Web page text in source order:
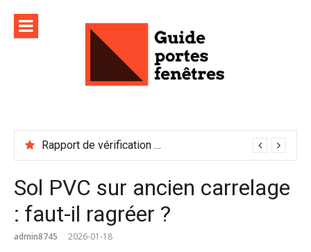
contenu
Rapport de vérification sécurité : à conserver précieusement
Sol PVC sur ancien carrelage
: faut-il ragréer ?
admin8745 2026-01-18